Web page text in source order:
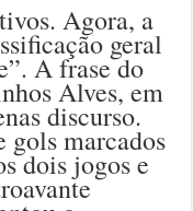
Agora, a
geral
A frase do
Alves, em
discurso.
gols marcados
dois jogos e